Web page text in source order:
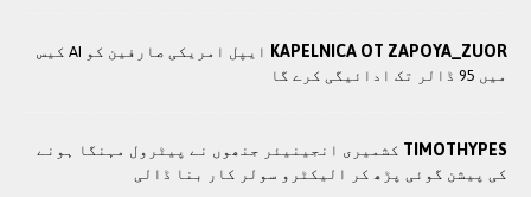
KAPELNICA OT ZAPOYA_ZUOR
ایپل امریکی صارفین کو AI کیس
میں 95 ڈالر تک ادائیگی کرے گا
TIMOTHYPES کشمیری انجینیئر جنھوں نے پیٹرول مہنگا ہونے
کی پیشن گوئی پڑھ کر الیکٹرو سولر کار بنا ڈالی